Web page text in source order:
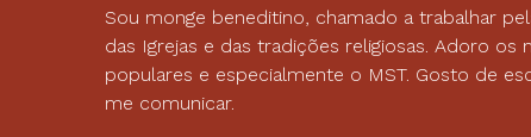
Sou monge beneditino, chamado a trabalhar
das Igrejas e das tradições religiosas. Adoro os
populares e especialmente o MST. Gosto de
me comunicar.